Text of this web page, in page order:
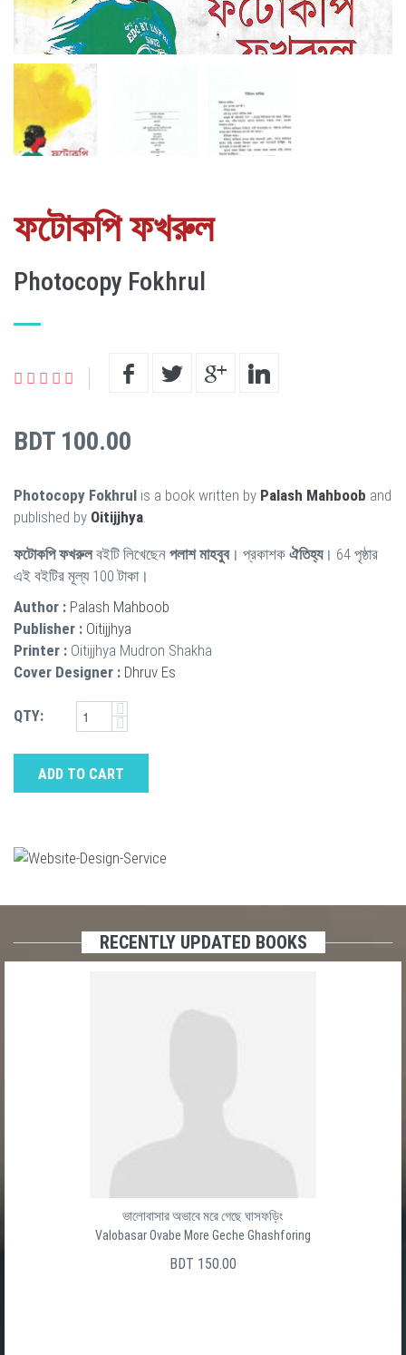
ফটোকপি ফখরুল
Photocopy Fokhrul
BDT 100.00
Photocopy Fokhrul is a book written by Palash Mahboob and
published by Oitijjhya
ফটোকপি ফখরুলবইটি লিখেছেন পলাশ মাহবুব। প্রকাশক ঐতিহ্য। 64 পৃষ্ঠার
এই বইটির মূল্য 100 টাকা।
Author : Palash Mahboob
Publisher : Oitijjhya
Printer : Oitijjhya Mudron Shakha
Cover Designer : Dhruv Es
QTY:
ADD TO CART
RECENTLY UPDATED BOOKS
ভালোবাসার অভাবে মরে গেছে ঘাসফড়িং
Valobasar Ovabe More Geche Ghashforing
BDT 150.00